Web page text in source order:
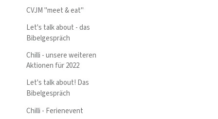
CVJM "meet & eat"
Let's talk about - das
Bibelgespräch
Chilli - unsere weiteren
Aktionen für 2022
Let's talk about! Das
Bibelgespräch
Chilli - Ferienevent